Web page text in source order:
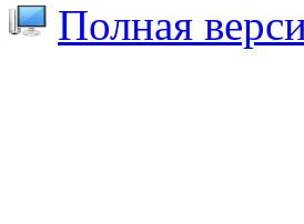
Полная